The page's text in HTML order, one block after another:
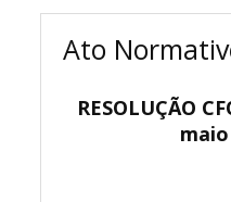
Ato
RESOLUÇÃO